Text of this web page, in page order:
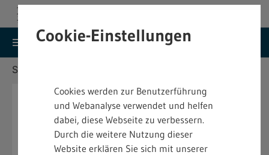
menu Menu search Suche
Sie befinden sich hier:
Cookie-Einstellungen
Cookies werden zur Benutzerführung
und Webanalyse verwendet und helfen
dabei, diese Webseite zu verbessern.
Durch die weitere Nutzung dieser
Website erklären Sie sich mit unserer